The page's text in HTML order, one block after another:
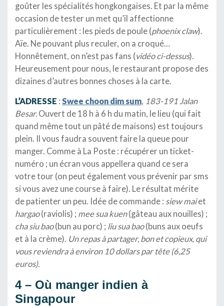
goûter les spécialités hongkongaises. Et par la même
occasion de tester un met qu’il affectionne
particulièrement : les pieds de poule (phoenix claw).
Aïe. Ne pouvant plus reculer, on a croqué…
Honnêtement, on n’est pas fans (vidéo ci-dessus).
Heureusement pour nous, le restaurant propose des
dizaines d’autres bonnes choses à la carte.
L’ADRESSE : Swee choon dim sum, 183-191 Jalan
Besar. Ouvert de 18 h à 6 h du matin, le lieu (qui fait
quand même tout un pâté de maisons) est toujours
plein. Il vous faudra souvent faire la queue pour
manger. Comme à La Poste : récupérer un ticket-
numéro ; un écran vous appellera quand ce sera
votre tour (on peut également vous prévenir par sms
si vous avez une course à faire). Le résultat mérite
de patienter un peu. Idée de commande : siew maiet
hargao(raviolis) ; mee sua kuen(gâteau aux nouilles) ;
cha siu bao(bun au porc) ; liu sua bao(buns aux oeufs
et à la crème). Un repas à partager, bon et copieux, qui
vous reviendra à environ 10 dollars par tête (6,25
euros).
4 – Où manger indien à
Singapour